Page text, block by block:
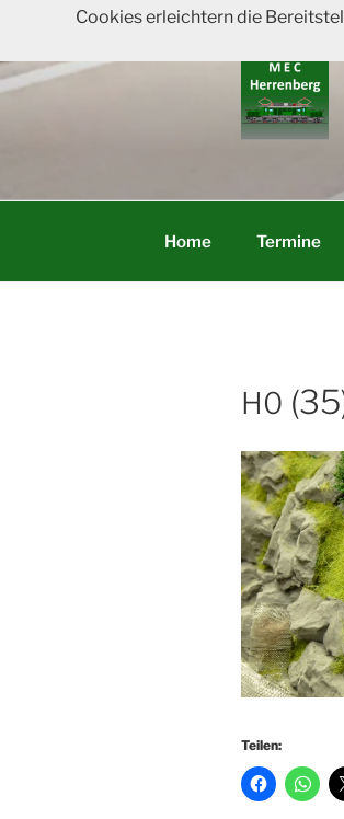
springen
Home Termine
H0
Teilen:
Cookies erleichtern die